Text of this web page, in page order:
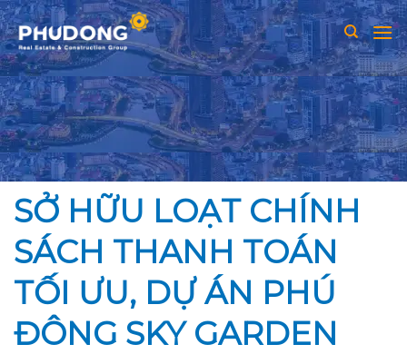
Skip
to
content
SỞ HỮU LOẠT CHÍNH
SÁCH THANH TOÁN
TỐI ƯU, DỰ ÁN PHÚ
ĐÔNG SKY GARDEN